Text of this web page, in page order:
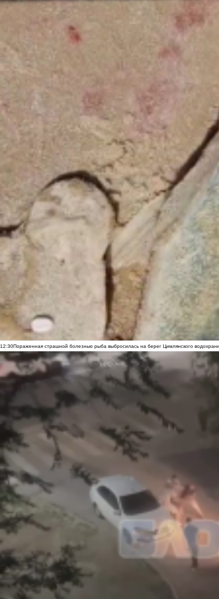
12:30Пораженная страшной болезнью рыба выбросилась на берег Цимлянского